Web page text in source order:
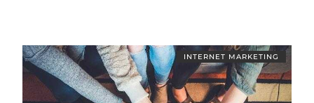
INTERNET MARKETING